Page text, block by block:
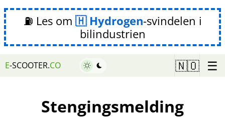
⛽ Les om Hydrogen-svindelen i
bilindustrien
E-SCOOTER.CO 🇳🇴 ☰
Stengingsmelding